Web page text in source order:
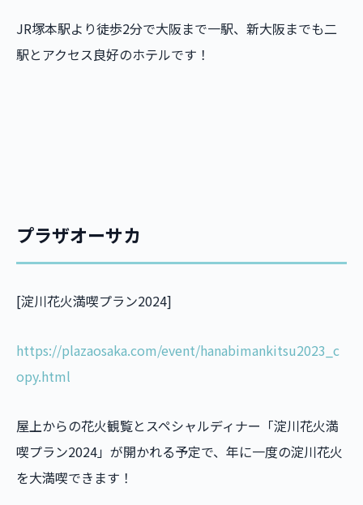
JR塚本駅より徒歩2分で大阪まで一駅、新大阪までも二
駅とアクセス良好のホテルです！
プラザオーサカ
[淀川花火満喫プラン2024]
https://plazaosaka.com/event/hanabimankitsu2023_c
opy.html
屋上からの花火観覧とスペシャルディナー「淀川花火満
喫プラン2024」が開かれる予定で、年に一度の淀川花火
を大満喫できます！